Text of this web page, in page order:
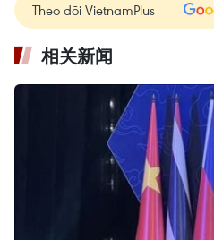
Theo dõi VietnamPlus
相关新闻